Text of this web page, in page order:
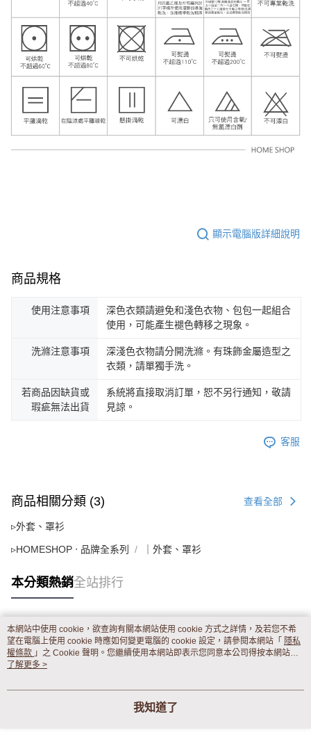
顯示電腦版詳細說明
商品規格
使用注意事項
深色衣類請避免和淺色衣物、包包一起組合
使用，可能產生褪色轉移之現象。
洗滌注意事項
深淺色衣物請分開洗滌。有珠飾金屬造型之
衣類，請單獨手洗。
若商品因缺貨或
瑕疵無法出貨
系統將直接取消訂單，恕不另行通知，敬請
見諒。
客服
商品相關分類 (3) 查看全部
▹外套、罩衫
▹HOMESHOP ‧ 品牌全系列 ｜外套、罩衫
本分類熱銷全站排行
熱門標籤
本網站中使用 cookie，欲查詢有關本網站使用 cookie 方式之詳情，及若您不希
望在電腦上使用 cookie 時應如何變更電腦的 cookie 設定，請參閱本網站「 隱私
權條款 」之 Cookie 聲明。您繼續使用本網站即表示您同意本公司得按本網站使
用條款之 Cookie 聲明使用 cookie。
了解更多 >
我知道了